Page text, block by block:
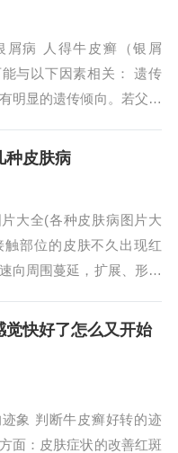
抹。其次，上正规的医
屑病 人得牛皮癣（银屑
与以下因素相关： 遗传
明显的遗传倾向。若父母
多个基因位点与银屑病发
、复发性、炎症性皮肤
是...
种皮肤病
大全(各种皮肤病图片大
触部位的皮肤不久出现红
向周围蔓延，扩展、形成
隆起红色边缘，中央炎症
现新的损害，向周围扩
形...
快好了怎么又开始
象 判断牛皮癣好转的迹
面：皮肤症状的改善红斑